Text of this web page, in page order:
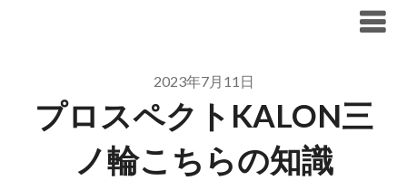
2023年7月11日
プロスペクトKALON三
ノ輪こちらの知識